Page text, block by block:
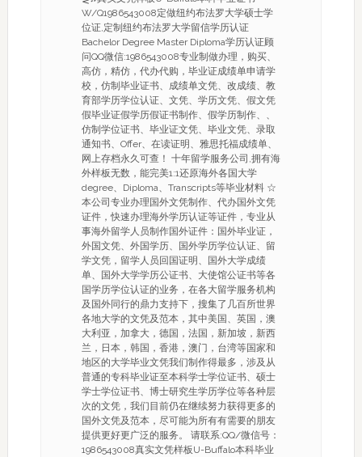
W/Q1986543008定做纽约布法罗大学硕士学
位证,定制纽约布法罗大学留信学历认证
Bachelor Degree Master Diploma学历认证顾
问QQ微信:1986543008专业制做办理，购买、
高仿，精仿，代办代购，毕业证成绩单申请学
校，仿制毕业证书、成绩单文凭、改成绩、教
育部学历学位认证、文凭、学历文凭、假文凭
假毕业证假学历假证书制作、假学历制作、、
仿制学位证书、毕业证文凭、毕业文凭、录取
通知书、Offer、在读证明、雅思托福成绩单、
网上存档永久可查！ 十年留学服务公司,拥有海
外样板无数，能完美1:1还原海外各国大学
degree、Diploma、Transcripts等毕业材料 ☆
本公司专业办理国外文凭制作、代办国外文凭
证件，快速办理海外学历认证等证件，专业从
事海外留学人员制作国外证件：国外毕业证，
外国文凭、外国学历、国外学历学位认证、留
学文凭，留学人员回国证明、国外大学成绩
单、国外大学学历公证书、大使馆公证书等各
国学历学位认证的业务，在各大留学服务机构
及国外同行的鼎力支持下，搜集了几百所世界
各地大学的文凭及范本，其中美国、英国，澳
大利亚，加拿大，德国，法国，新加坡，新西
兰，日本，韩国，香港，澳门，台湾等国家和
地区的大学毕业文凭我们制作得最多，涉及从
普通的专科毕业证至本科学士学位证书、硕士
学士学位证书、博士研究生学历学位等各种层
次的文凭，我们目前仍在继续努力获得更多的
国外文凭及范本，尽可能为所有有需要的朋友
提供更好更广泛的服务。 请联系:QQ/微信号：
1986543008真实文凭样板U-Buffalo本科毕业